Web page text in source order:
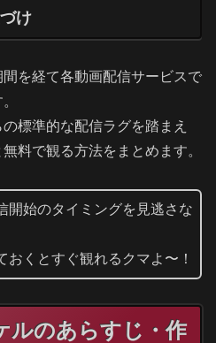
け
を経て各動画配信サービスで
標準的な配信ラグを踏まえ
無料で観る方法をまとめます。
開始のタイミングを見逃さな
おくとすぐ観れるクマよ〜！
ルのあらすじ・作